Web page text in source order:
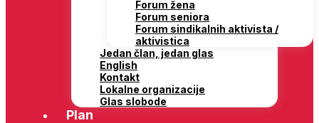
Forum žena
Forum seniora
Forum sindikalnih aktivista /
aktivistica
Jedan član, jedan glas
English
Kontakt
Lokalne organizacije
Glas slobode
Plan